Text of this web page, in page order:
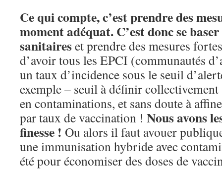
Ce qui compte, c’est prendre des
moment adéquat. C’est donc se
sanitaireset prendre des mesures
d’avoir tous les EPCI (communautés
un taux d’incidence sous le seuil
exemple – seuil à définir collectivement
en contaminations, et sans doute à
par taux de vaccination ! Nous avons
finesse ! Ou alors il faut avouer
une immunisation hybride avec
été pour économiser des doses de